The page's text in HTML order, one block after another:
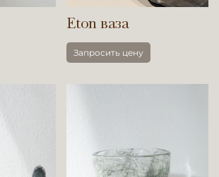
Eton ваза
Запросить цену